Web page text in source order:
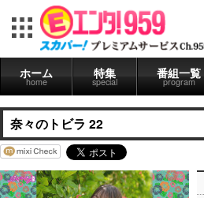
ホーム
home
特集
special
番組一覧
program
奈々のトビラ 22